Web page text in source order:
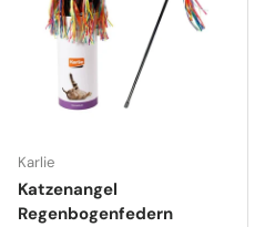
Karlie
Katzenangel
Regenbogenfedern